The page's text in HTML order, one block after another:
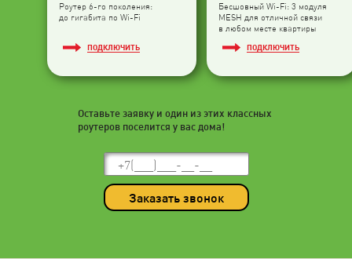
Роутер 6-го поколения:
до гигабита по Wi-Fi
ПОДКЛЮЧИТЬ
Бесшовный Wi-Fi: 3 модуля
МESH для отличной связи
в любом месте квартиры
ПОДКЛЮЧИТЬ
Оставьте заявку и один из этих классных
роутеров поселится у вас дома!
Заказать звонок